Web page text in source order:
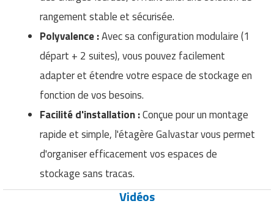
rangement stable et sécurisée.
Polyvalence :Avec sa configuration modulaire (1
départ + 2 suites), vous pouvez facilement
adapter et étendre votre espace de stockage en
fonction de vos besoins.
Facilité d'installation :Conçue pour un montage
rapide et simple, l'étagère Galvastar vous permet
d'organiser efficacement vos espaces de
stockage sans tracas.
Vidéos